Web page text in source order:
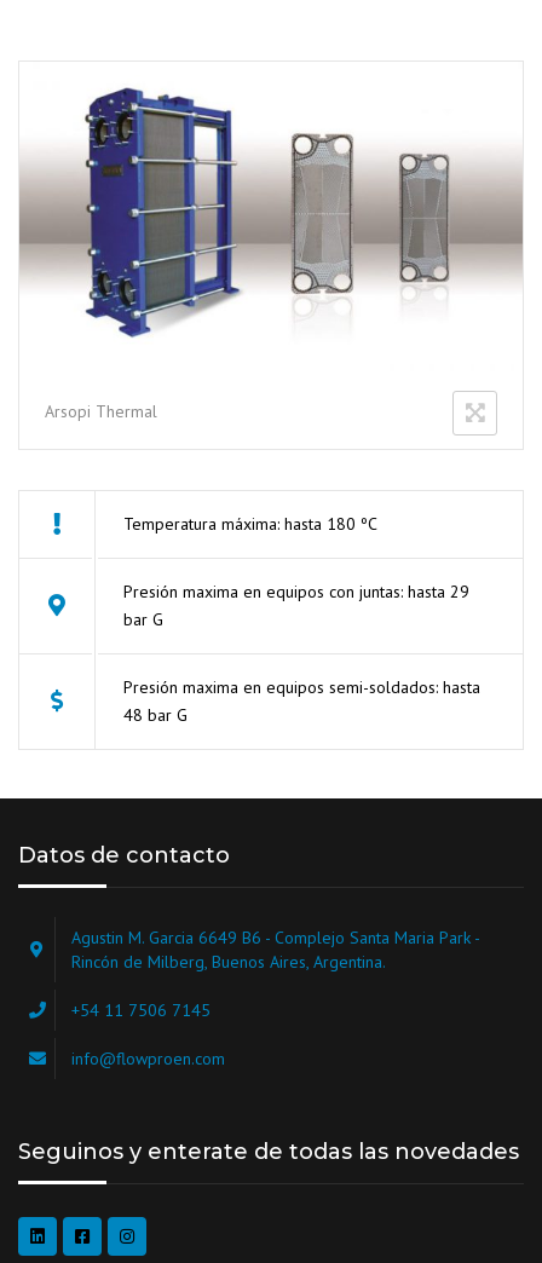
Arsopi Thermal
Temperatura máxima: hasta 180 ºC
Presión maxima en equipos con juntas: hasta 29
bar G
Presión maxima en equipos semi-soldados: hasta
48 bar G
Datos de contacto
Agustin M. Garcia 6649 B6 - Complejo Santa Maria Park -
Rincón de Milberg, Buenos Aires, Argentina.
+54 11 7506 7145
info@flowproen.com
Seguinos y enterate de todas las novedades